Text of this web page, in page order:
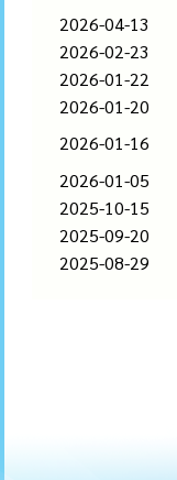
2026-04-13
2026-02-23
2026-01-22
2026-01-20
2026-01-16
2026-01-05
2025-10-15
2025-09-20
2025-08-29